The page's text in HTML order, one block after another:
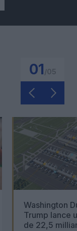
01
Washington
Trump lance
de 22,5